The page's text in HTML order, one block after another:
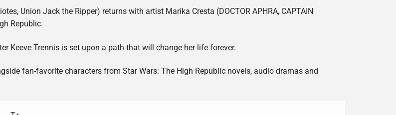
Union Jack the Ripper) returns with artist Marika Cresta (DOCTOR APHRA, CAPTAIN
Republic.
Keeve Trennis is set upon a path that will change her life forever.
fan-favorite characters from Star Wars: The High Republic novels, audio dramas and